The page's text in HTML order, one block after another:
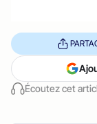
Écoutez cet